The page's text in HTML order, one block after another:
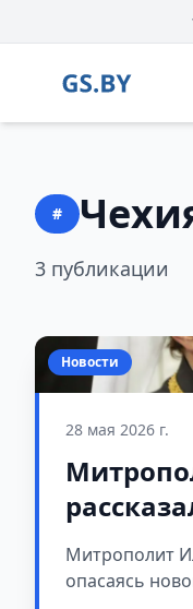
#
3 публикации
Новости
28 мая 2026 г.
из Чехии
Митрополит
опасаясь